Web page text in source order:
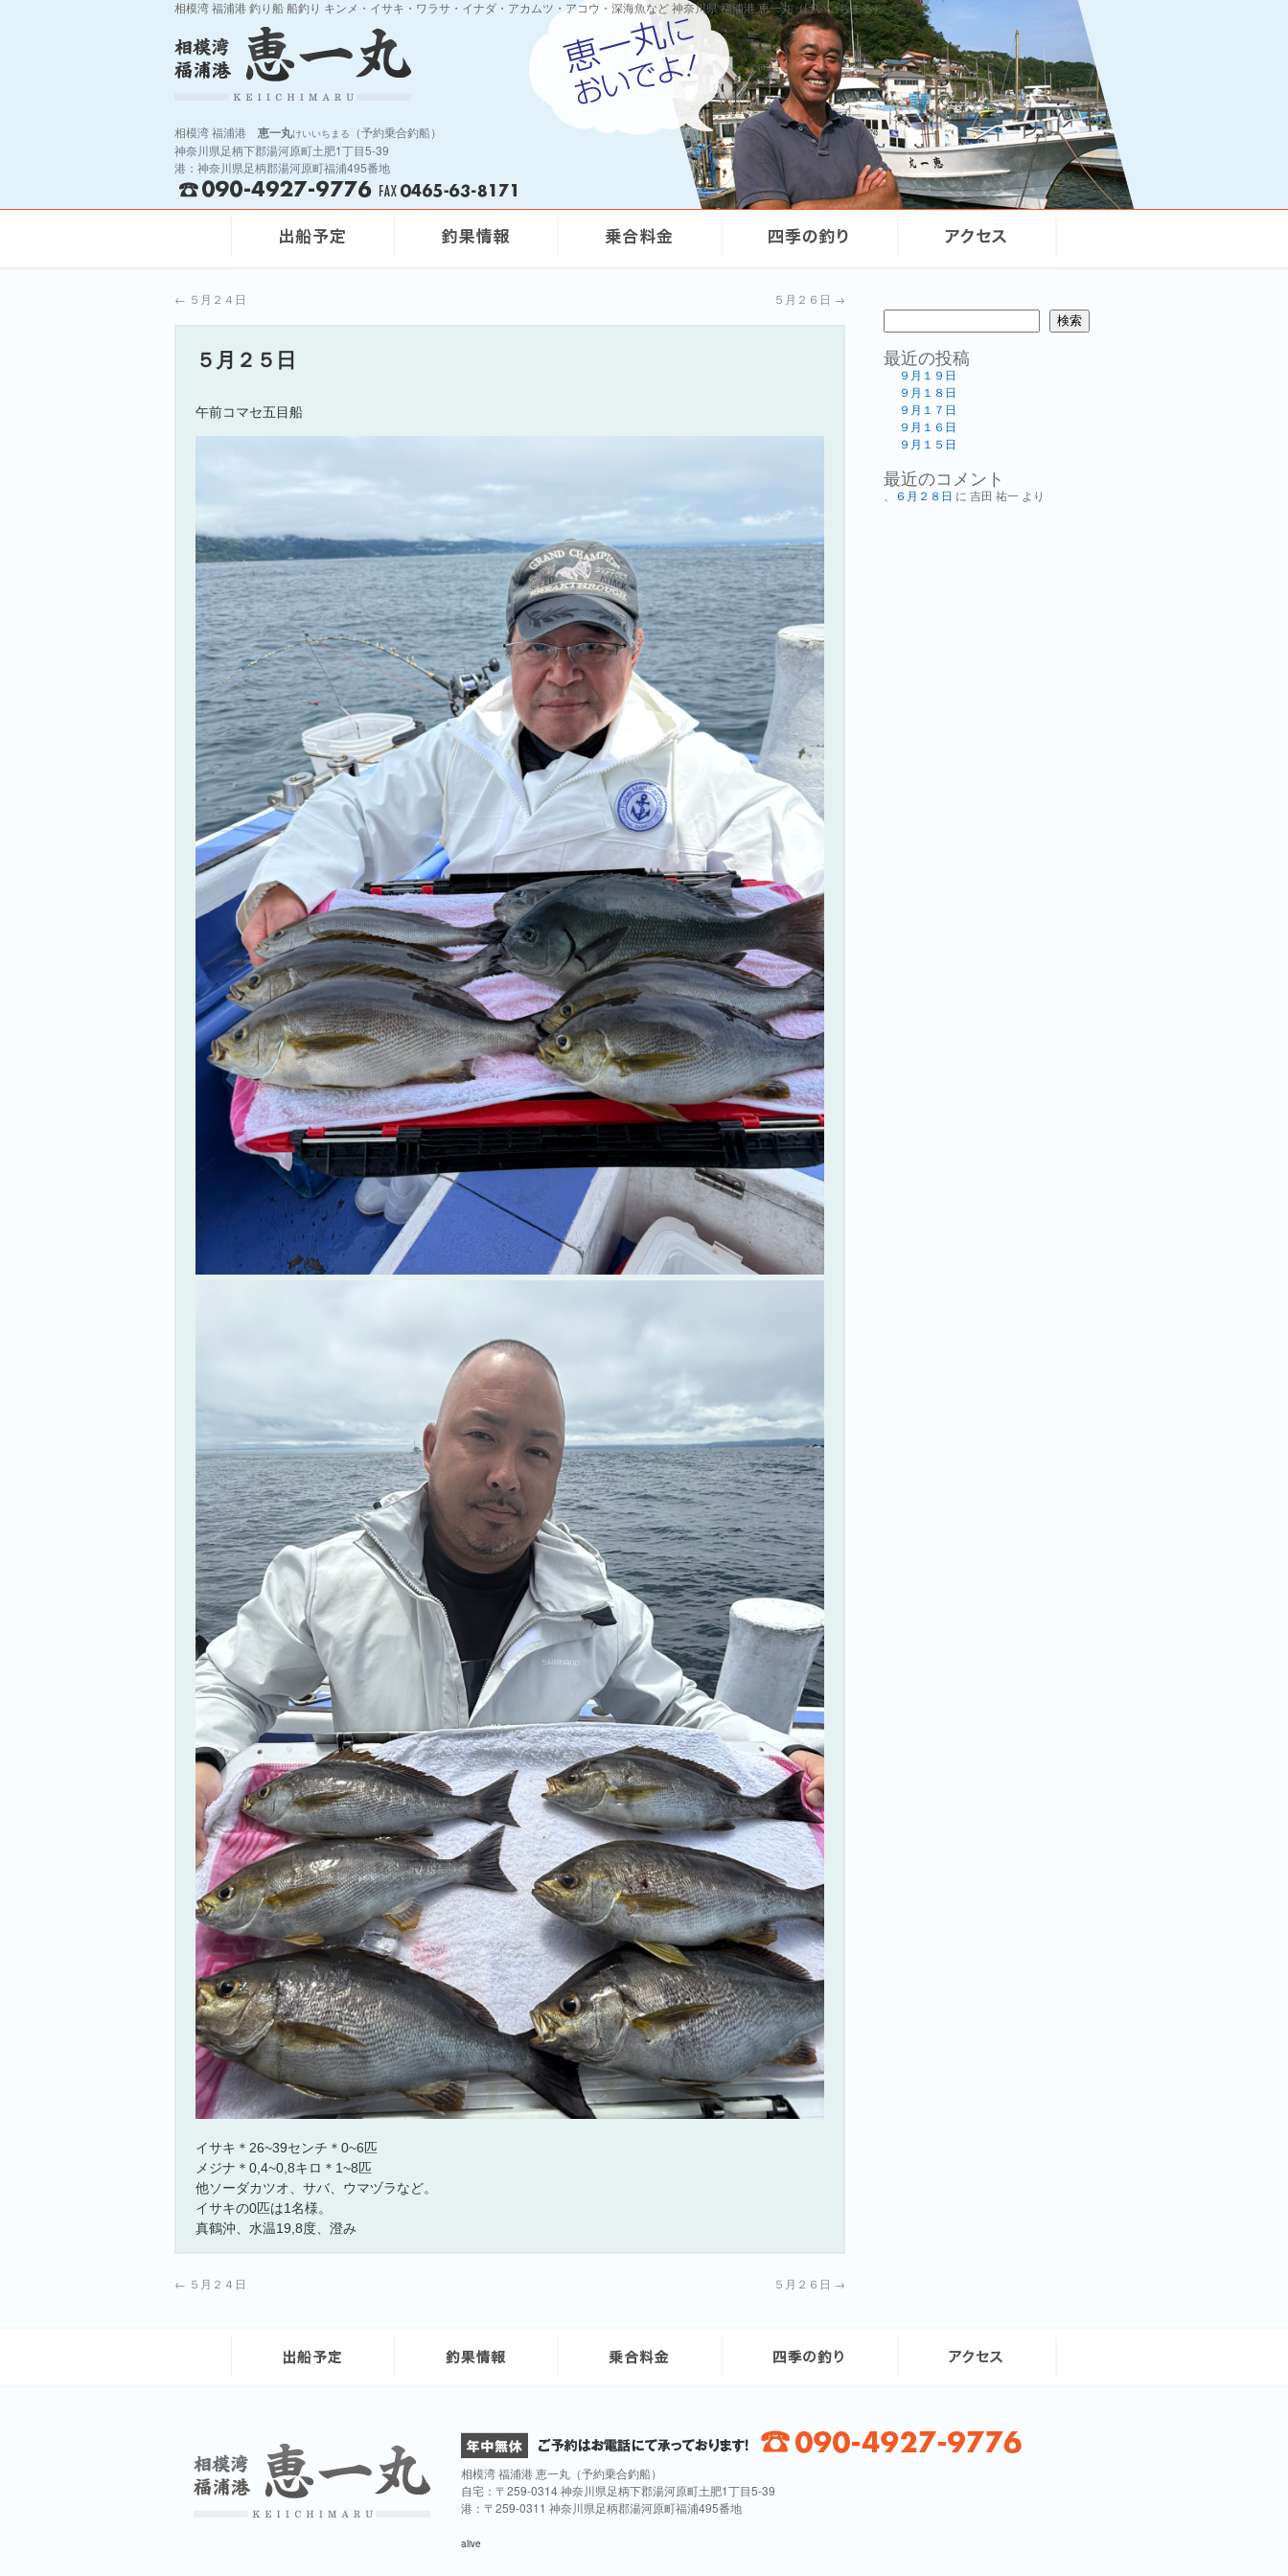
相模湾 福浦港 釣り船 船釣り キンメ・イサキ・ワラサ・イナダ・アカムツ・アコウ・深海魚など 神奈川県 福浦港 恵一丸（けいいちまる）
相模湾 福浦港 恵一丸けいいちまる
（予約乗合釣船）
神奈川県足柄下郡湯河原町土肥1丁目5-39
港：神奈川県足柄郡湯河原町福浦495番地
← ５月２４日 ５月２６日 →
５月２５日
午前コマセ五目船
イサキ＊26~39センチ＊0~6匹
メジナ＊0,4~0,8キロ＊1~8匹
他ソーダカツオ、サバ、ウマヅラなど。
イサキの0匹は1名様。
真鶴沖、水温19,8度、澄み
← ５月２４日 ５月２６日 →
検索
最近の投稿
９月１９日
９月１８日
９月１７日
９月１６日
９月１５日
最近のコメント
、６月２８日 に 吉田 祐一 より
相模湾 福浦港 恵一丸（予約乗合釣船）
自宅：〒259-0314 神奈川県足柄下郡湯河原町土肥1丁目5-39
港：〒259-0311 神奈川県足柄郡湯河原町福浦495番地
alive